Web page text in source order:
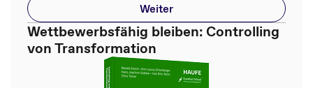
Weiter
Wettbewerbsfähig bleiben: Controlling
von Transformation